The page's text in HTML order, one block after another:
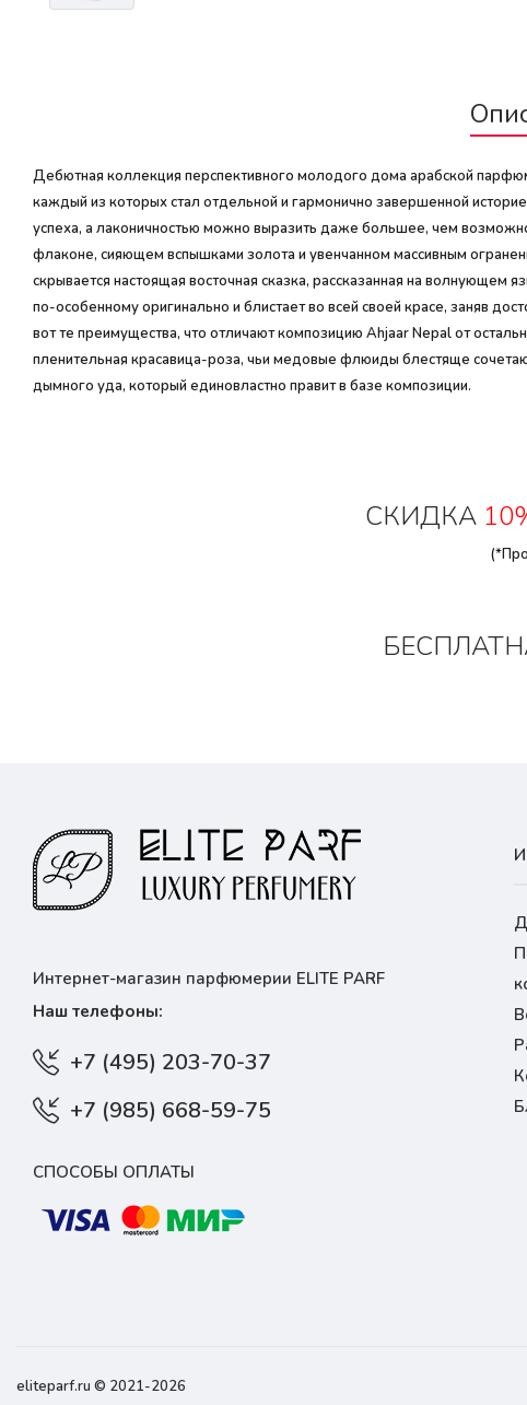
Дебютная коллекция перспективного молодого дома арабской
каждый из которых стал отдельной и гармонично завершенной
успеха, а лаконичностью можно выразить даже большее, чем
флаконе, сияющем вспышками золота и увенчанном массивным
скрывается настоящая восточная сказка, рассказанная на волнующем
по-особенному оригинально и блистает во всей своей красе, заняв
вот те преимущества, что отличают композицию Ahjaar Nepal от
пленительная красавица-роза, чьи медовые флюиды блестяще
дымного уда, который единовластно правит в базе композиции.
СКИДКА
Интернет-магазин парфюмерии ELITE PARF
Наш телефоны:
+7 (495) 203-70-37
+7 (985) 668-59-75
СПОСОБЫ ОПЛАТЫ
eliteparf.ru © 2021-2026